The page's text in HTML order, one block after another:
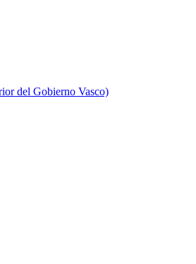
del Gobierno Vasco)